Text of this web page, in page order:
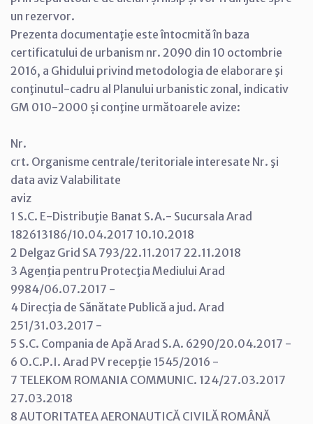
un rezervor.
Prezenta documentaţie este întocmită în baza
certificatului de urbanism nr. 2090 din 10 octombrie
2016, a Ghidului privind metodologia de elaborare şi
conţinutul-cadru al Planului urbanistic zonal, indicativ
GM 010-2000 și conţine următoarele avize:
Nr.
crt. Organisme centrale/teritoriale interesate Nr. şi
data aviz Valabilitate
aviz
1 S.C. E-Distribuţie Banat S.A.- Sucursala Arad
182613186/10.04.2017 10.10.2018
2 Delgaz Grid SA 793/22.11.2017 22.11.2018
3 Agenţia pentru Protecţia Mediului Arad
9984/06.07.2017 -
4 Direcţia de Sănătate Publică a jud. Arad
251/31.03.2017 -
5 S.C. Compania de Apă Arad S.A. 6290/20.04.2017 -
6 O.C.P.I. Arad PV recepţie 1545/2016 -
7 TELEKOM ROMANIA COMMUNIC. 124/27.03.2017
27.03.2018
8 AUTORITATEA AERONAUTICĂ CIVILĂ ROMÂNĂ